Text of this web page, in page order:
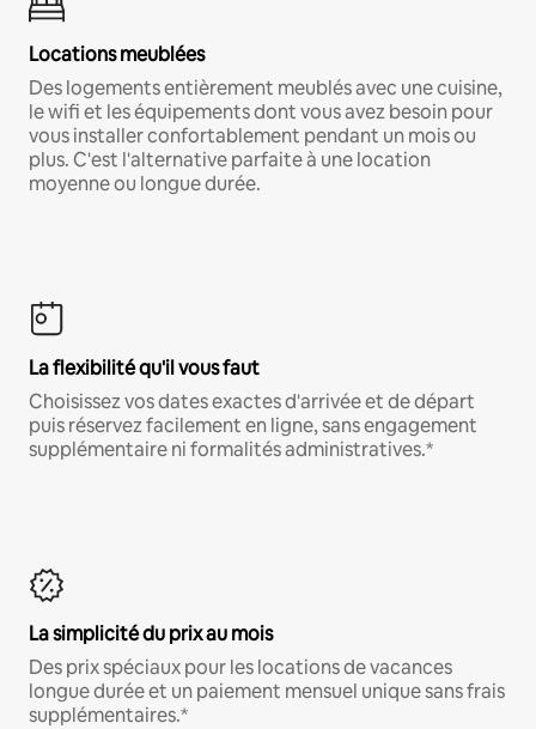
Locations meublées
Des logements entièrement meublés avec une cuisine,
le wifi et les équipements dont vous avez besoin pour
vous installer confortablement pendant un mois ou
plus. C'est l'alternative parfaite à une location
moyenne ou longue durée.
La flexibilité qu'il vous faut
Choisissez vos dates exactes d'arrivée et de départ
puis réservez facilement en ligne, sans engagement
supplémentaire ni formalités administratives.*
La simplicité du prix au mois
Des prix spéciaux pour les locations de vacances
longue durée et un paiement mensuel unique sans frais
supplémentaires.*